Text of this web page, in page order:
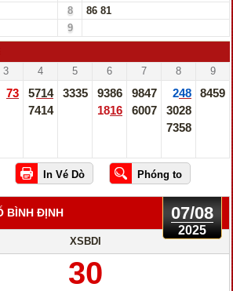
8 86 81
9
3 4 5 6 7 8 9
73
5714
7414
3335
9386
1816
9847
6007
248
3028
7358
8459
BÌNH ĐỊNH 07/08
2025
XSBDI
30